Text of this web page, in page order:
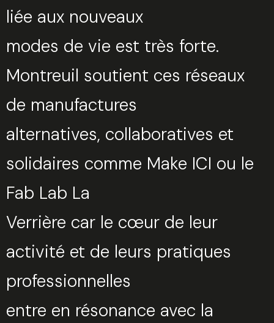
liée aux nouveaux
modes de vie est très forte.
Montreuil soutient ces réseaux
de manufactures
alternatives, collaboratives et
solidaires comme Make ICI ou le
Fab Lab La
Verrière car le cœur de leur
activité et de leurs pratiques
professionnelles
entre en résonance avec la